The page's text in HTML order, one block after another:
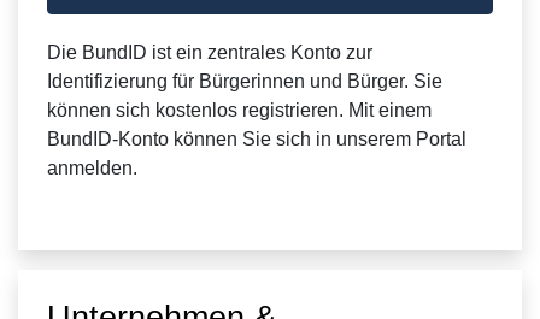
Die BundID ist ein zentrales Konto zur
Identifizierung für Bürgerinnen und Bürger. Sie
können sich kostenlos registrieren. Mit einem
BundID-Konto können Sie sich in unserem Portal
anmelden.